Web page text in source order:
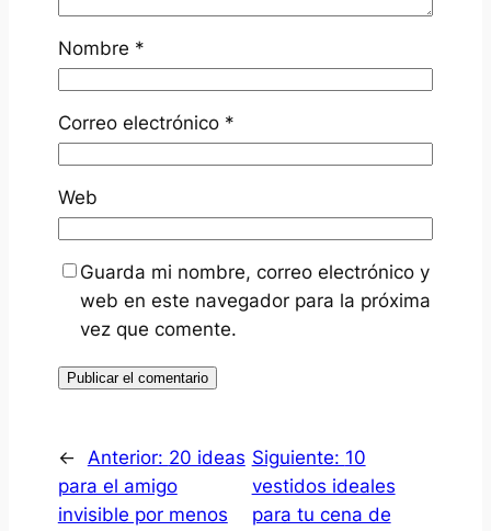
Nombre *
Correo electrónico *
Web
Guarda mi nombre, correo electrónico y
web en este navegador para la próxima
vez que comente.
← Anterior: 20 ideas
para el amigo
invisible por menos
Siguiente: 10
vestidos ideales
para tu cena de